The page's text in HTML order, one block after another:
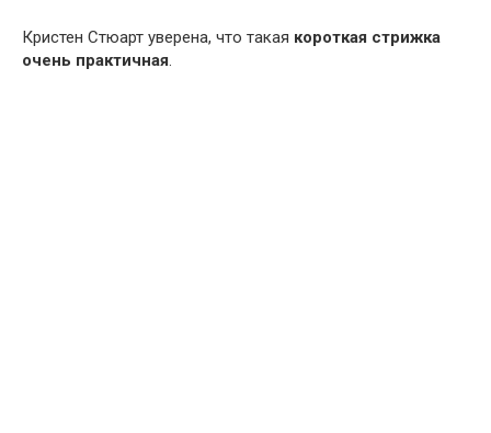
Кристен Стюарт уверена, что такая короткая стрижка
очень практичная.